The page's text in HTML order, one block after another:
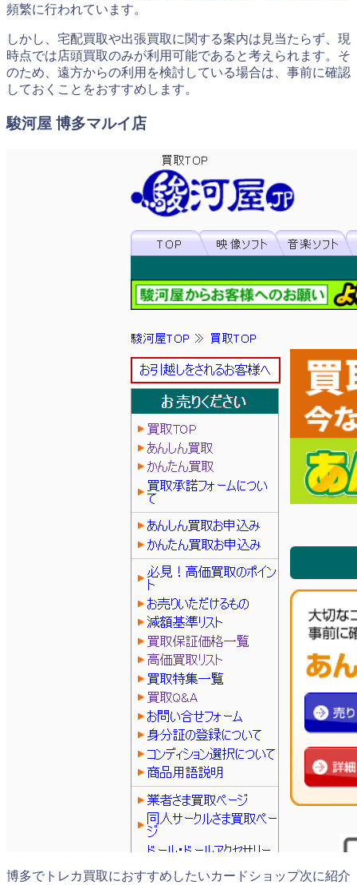
頻繁に行われています。
しかし、宅配買取や出張買取に関する案内は見当たらず、現
時点では店頭買取のみが利用可能であると考えられます。そ
のため、遠方からの利用を検討している場合は、事前に確認
しておくことをおすすめします。
駿河屋 博多マルイ店
博多でトレカ買取におすすめしたいカードショップ次に紹介